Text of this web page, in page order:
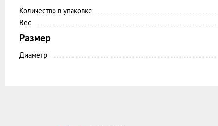
Количество в упаковке
Вес
Размер
Диаметр